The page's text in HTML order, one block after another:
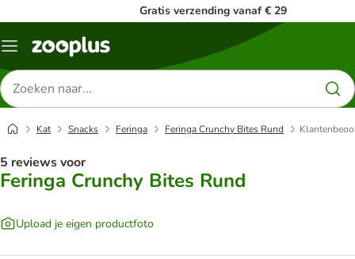
Gratis verzending vanaf € 29
Menu
Zoeken
naar
producten
Kat Snacks Feringa Feringa Crunchy Bites Rund
5 reviews voor
Feringa Crunchy Bites Rund
Upload je eigen productfoto